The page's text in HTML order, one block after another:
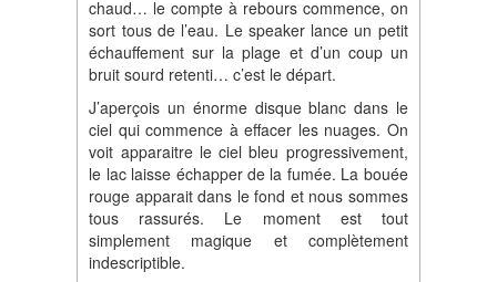
chaud… le compte à rebours commence, on
sort tous de l’eau. Le speaker lance un petit
échauffement sur la plage et d’un coup un
bruit sourd retenti… c’est le départ.
J’aperçois un énorme disque blanc dans le
ciel qui commence à effacer les nuages. On
voit apparaitre le ciel bleu progressivement,
le lac laisse échapper de la fumée. La bouée
rouge apparait dans le fond et nous sommes
tous rassurés. Le moment est tout
simplement magique et complètement
indescriptible.